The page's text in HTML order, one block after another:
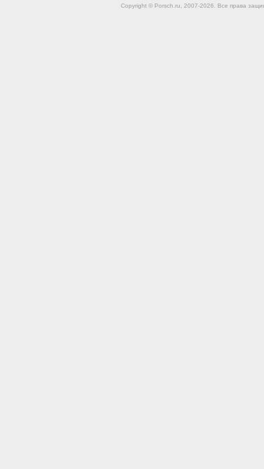
Copyright © Porsch.ru, 2007-2026. Все права